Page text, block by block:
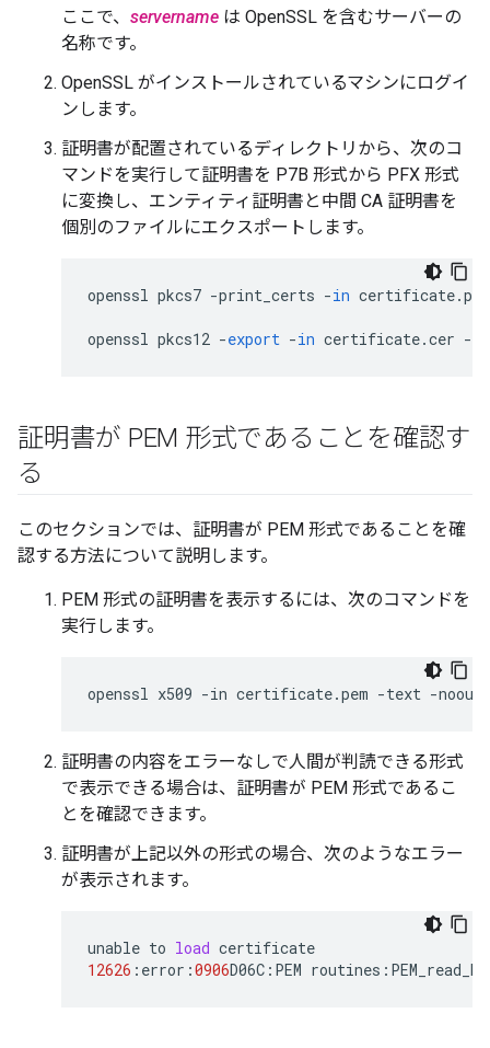
ここで、 servername は OpenSSL を含むサーバーの
名称です。
OpenSSL がインストールされているマシンにログイ
ンします。
証明書が配置されているディレクトリから、次のコ
マンドを実行して証明書を P7B 形式から PFX 形式
に変換し、エンティティ証明書と中間 CA 証明書を
個別のファイルにエクスポートします。
openssl pkcs7 -print_certs -in certificate.p7b
openssl pkcs12 -export -in certificate.cer -
証明書が PEM 形式であることを確認す
る
このセクションでは、証明書が PEM 形式であることを確
認する方法について説明します。
PEM 形式の証明書を表示するには、次のコマンドを
実行します。
openssl x509 -in certificate.pem -text -noout
証明書の内容をエラーなしで人間が判読できる形式
で表示できる場合は、証明書が PEM 形式であるこ
とを確認できます。
証明書が上記以外の形式の場合、次のようなエラー
が表示されます。
unable to load certificate
12626 : error :0906D06C : PEM routines :